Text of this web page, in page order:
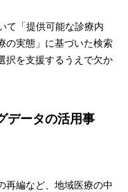
て「提供可能な診療内
の実態」に基づいた検索
択を支援するうえで欠か
データの活用事
再編など、地域医療の中